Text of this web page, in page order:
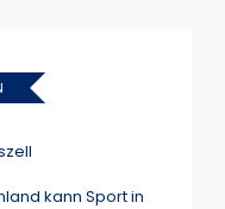
kann Sport in